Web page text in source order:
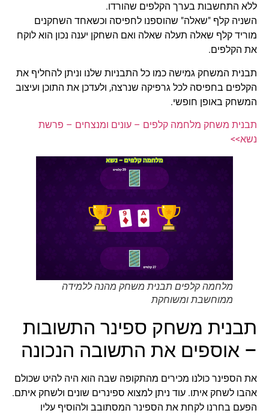
ללא התחשבות בערך הקלפים שהורדו.
השניה קלף "שאלה" שהוספנו לחפיסה וכשאחד השחקנים
מוריד קלף שאלה תעלה שאלה ואם השחקן יענה נכון הוא לוקח
את הקלפים.
תבנית המשחק גמישה כמו כל התבניות שלנו וניתן להחליף את
הקלפים בחפיסה לכל גרפיקה שנרצה, ולעדכן את התוכן ועיצוב
המשחק באופן חופשי.
תבנית משחק מלחמה קלפים – עונים ומנצחים – פרשת
נשא>>
מלחמה קלפים תבנית משחק מהנה ללמידה
ממוחשבת ומשוחקת
תבנית משחק ספינר התשובות
– אוספים את התשובה הנכונה
את הספינר כולנו מכירים מהתקופה שבה הוא היה להיט שכולם
אהבו לשחק איתו. עוד ניתן למצוא ספינרים שונים ולשחק איתם.
הפעם בחרנו לקחת את הספינר המסתובב ולהוסיף עליו